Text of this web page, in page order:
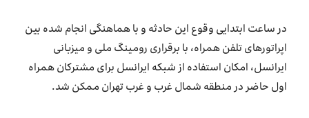
در ساعت ابتدایی وقوع این حادثه و با هماهنگی انجام شده بین
اپراتورهای تلفن همراه، با برقراری رومینگ ملی و میزبانی
ایرانسل، امکان استفاده از شبکه ایرانسل برای مشترکان همراه
اول حاضر در منطقه شمال غرب و غرب تهران ممکن شد.